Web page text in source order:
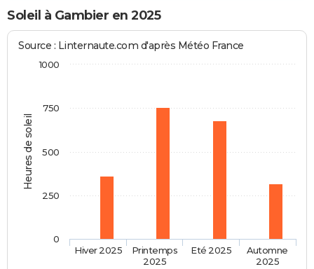
Soleil à Gambier en 2025
Heures de soleil
Source : Linternaute.com d'après Météo France
Hiver 2025
Printemps
2025
Eté 2025
Automne
2025
0
250
500
750
1000